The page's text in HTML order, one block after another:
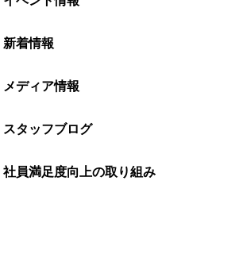
新着情報
メディア情報
スタッフブログ
社員満足度向上の取り組み